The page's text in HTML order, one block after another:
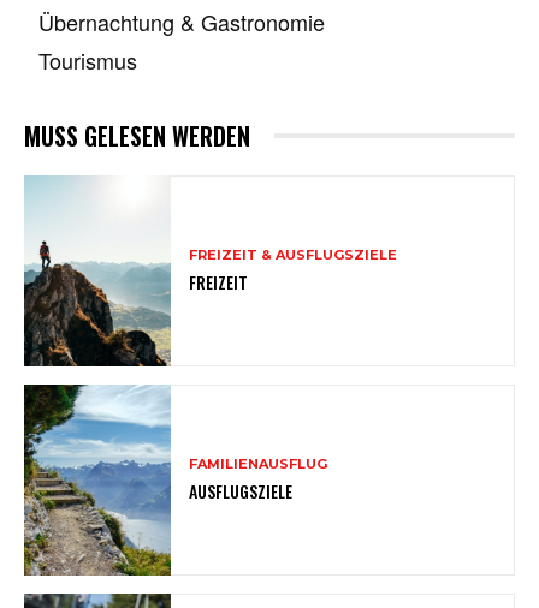
Übernachtung & Gastronomie
Tourismus
MUSS GELESEN WERDEN
FREIZEIT & AUSFLUGSZIELE
FREIZEIT
FAMILIENAUSFLUG
AUSFLUGSZIELE